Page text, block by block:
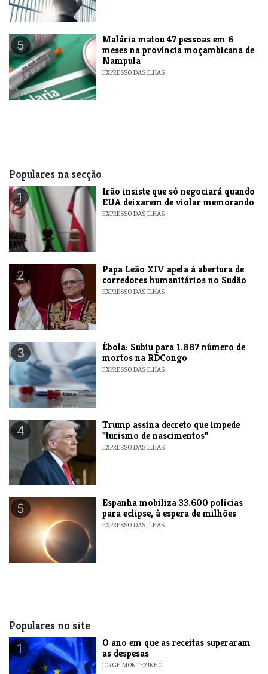
5
​Malária matou 47 pessoas em 6
meses na província moçambicana de
Nampula
EXPRESSO DAS ILHAS
Populares na secção
1
​Irão insiste que só negociará quando
EUA deixarem de violar memorando
EXPRESSO DAS ILHAS
2
​Papa Leão XIV apela à abertura de
corredores humanitários no Sudão
EXPRESSO DAS ILHAS
3
​Ébola: Subiu para 1.887 número de
mortos na RDCongo
EXPRESSO DAS ILHAS
4
Trump assina decreto que impede
"turismo de nascimentos"
EXPRESSO DAS ILHAS
5
Espanha mobiliza 33.600 polícias
para eclipse, à espera de milhões
EXPRESSO DAS ILHAS
Populares no site
1
O ano em que as receitas superaram
as despesas
JORGE MONTEZINHO